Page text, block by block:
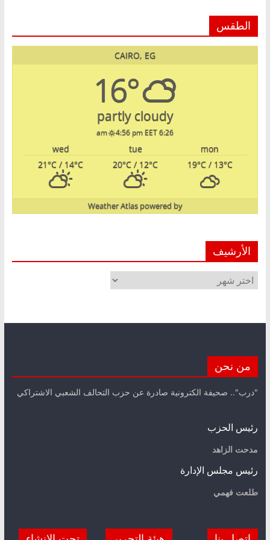
الطقس
CAIRO, EG
16°
partly cloudy
6:26 am
4:56 pm EET
mon
tue
wed
19°C/ 13°C
20°C / 12°C
21°C / 14°C
powered by
Weather Atlas
الأرشيف
الأرشيف
من نحن
"درب".. صحيفة الكترونية صادرة عن حزب التحالف الشعبي الاشتراكي
رئيس الحزب
مدحت الزاهد
رئيس مجلس الإدارة
طلعت فهمي